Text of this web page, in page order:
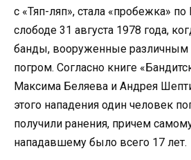
с «Тяп-ляп», стала «пробежка»
слободе 31 августа 1978 года,
банды, вооруженные различным
погром. Согласно книге
Максима Беляева и Андрея
этого нападения один человек
получили ранения, причем
нападавшему было всего 17 лет.